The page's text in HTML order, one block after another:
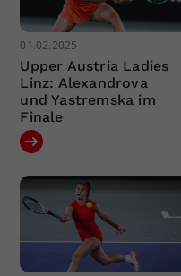
01.02.2025
Upper Austria Ladies
Linz: Alexandrova
und Yastremska im
Finale